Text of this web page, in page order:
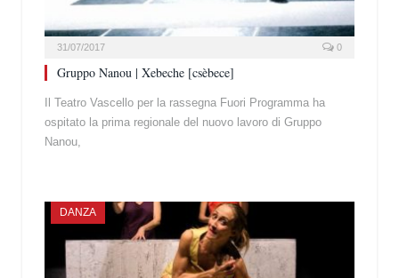
31/07/2017 0
Gruppo Nanou | Xebeche [csèbece]
Il Teatro Vascello per la rassegna Fuori Programma ha
ospitato la prima regionale del nuovo lavoro di Gruppo
Nanou,
DANZA